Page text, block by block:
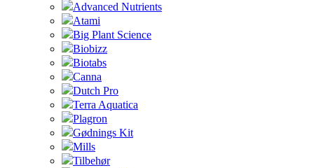
Advanced Nutrients
Atami
Big Plant Science
Biobizz
Biotabs
Canna
Dutch Pro
Terra Aquatica
Plagron
Gødnings Kit
Mills
Tilbehør